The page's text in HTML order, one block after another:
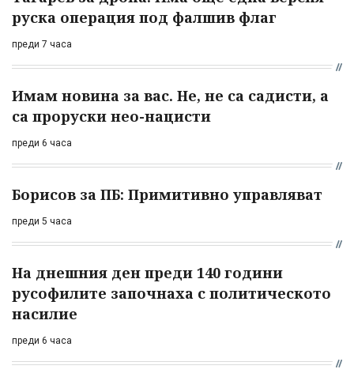
руска операция под фалшив флаг
преди 7 часа
Имам новина за вас. Не, не са садисти, а
са проруски нео-нацисти
преди 6 часа
Борисов за ПБ: Примитивно управляват
преди 5 часа
На днешния ден преди 140 години
русофилите започнаха с политическото
насилие
преди 6 часа